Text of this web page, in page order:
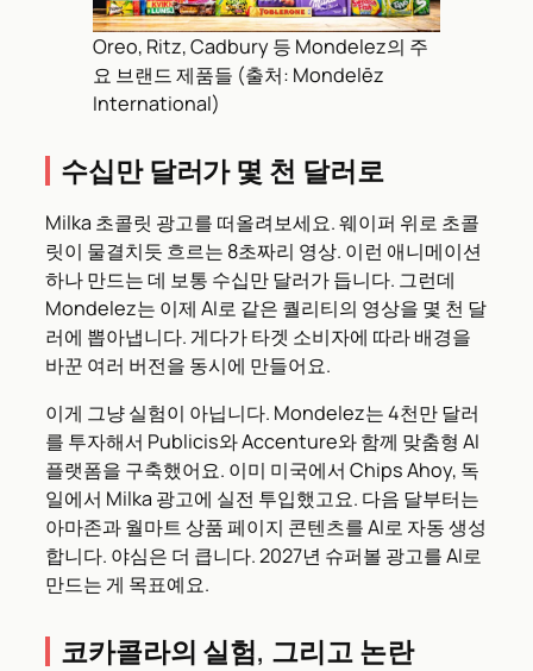
Oreo, Ritz, Cadbury 등 Mondelez의 주
요 브랜드 제품들 (출처: Mondelēz
International)
수십만 달러가 몇 천 달러로
Milka 초콜릿 광고를 떠올려보세요. 웨이퍼 위로 초콜
릿이 물결치듯 흐르는 8초짜리 영상. 이런 애니메이션
하나 만드는 데 보통 수십만 달러가 듭니다. 그런데
Mondelez는 이제 AI로 같은 퀄리티의 영상을 몇 천 달
러에 뽑아냅니다. 게다가 타겟 소비자에 따라 배경을
바꾼 여러 버전을 동시에 만들어요.
이게 그냥 실험이 아닙니다. Mondelez는 4천만 달러
를 투자해서 Publicis와 Accenture와 함께 맞춤형 AI
플랫폼을 구축했어요. 이미 미국에서 Chips Ahoy, 독
일에서 Milka 광고에 실전 투입했고요. 다음 달부터는
아마존과 월마트 상품 페이지 콘텐츠를 AI로 자동 생성
합니다. 야심은 더 큽니다. 2027년 슈퍼볼 광고를 AI로
만드는 게 목표예요.
코카콜라의 실험, 그리고 논란